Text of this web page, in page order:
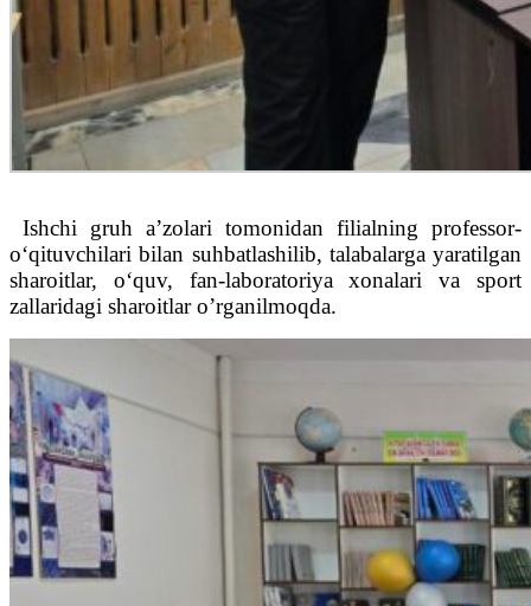
Ishchi gruh a’zolari tomonidan filialning professor-
o‘qituvchilari bilan suhbatlashilib, talabalarga yaratilgan
sharoitlar, o‘quv, fan-laboratoriya xonalari va sport
zallaridagi sharoitlar o’rganilmoqda.